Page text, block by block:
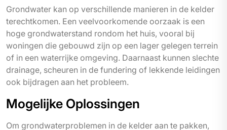
Grondwater kan op verschillende manieren in de kelder
terechtkomen. Een veelvoorkomende oorzaak is een
hoge grondwaterstand rondom het huis, vooral bij
woningen die gebouwd zijn op een lager gelegen terrein
of in een waterrijke omgeving. Daarnaast kunnen slechte
drainage, scheuren in de fundering of lekkende leidingen
ook bijdragen aan het probleem.
Mogelijke Oplossingen
Om grondwaterproblemen in de kelder aan te pakken,